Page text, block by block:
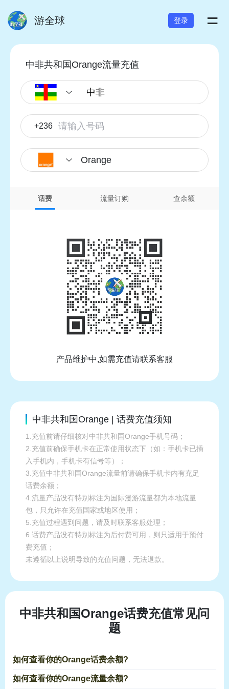
游全球 登录 =
中非共和国Orange流量充值
+236
Orange
话费 流量订购 查余额
产品维护中,如需充值请联系客服
中非共和国Orange | 话费充值须知
1.充值前请仔细核对中非共和国Orange手机号码；
2.充值前确保手机卡在正常使用状态下（如：手机卡已插
入手机内，手机卡有信号等）；
3.充值中非共和国Orange流量前请确保手机卡内有充足
话费余额；
4.流量产品没有特别标注为国际漫游流量都为本地流量
包，只允许在充值国家或地区使用；
5.充值过程遇到问题，请及时联系客服处理；
6.话费产品没有特别标注为后付费可用，则只适用于预付
费充值；
未遵循以上说明导致的充值问题，无法退款。
中非共和国Orange话费充值常见问
题
如何查看你的Orange话费余额?
如何查看你的Orange流量余额?